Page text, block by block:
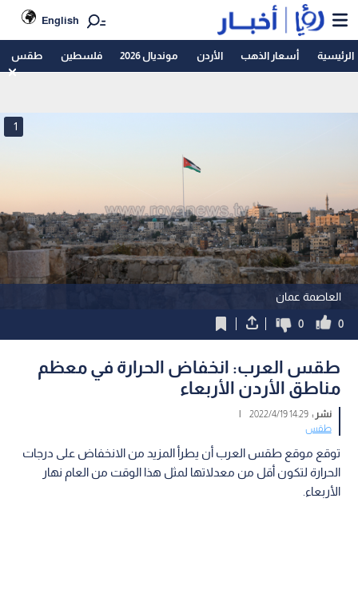
English
الرئيسية أسعار الذهب الأردن مونديال 2026 فلسطين طقس
العاصمة عمان
1
0
0
طقس العرب: انخفاض الحرارة في معظم
مناطق الأردن الأربعاء
نشر :14:29 2022/4/19
|
طقس
توقع موقع طقس العرب أن يطرأ المزيد من الانخفاض على درجات
الحرارة لتكون أقل من معدلاتها لمثل هذا الوقت من العام نهار
الأربعاء.